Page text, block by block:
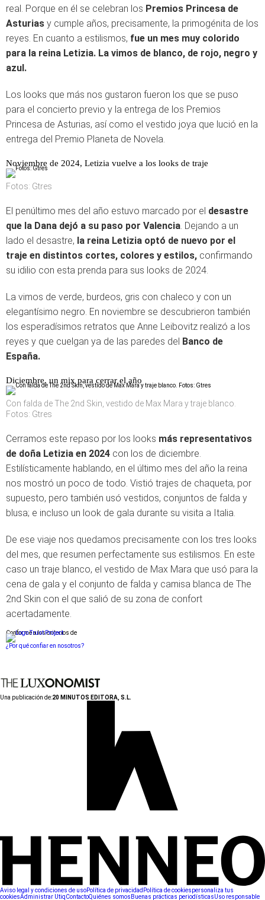
real. Porque en él se celebran los Premios Princesa de
Asturias y cumple años, precisamente, la primogénita de los
reyes. En cuanto a estilismos, fue un mes muy colorido
para la reina Letizia. La vimos de blanco, de rojo, negro y
azul.
Los looks que más nos gustaron fueron los que se puso
para el concierto previo y la entrega de los Premios
Princesa de Asturias, así como el vestido joya que lució en la
entrega del Premio Planeta de Novela.
Noviembre de 2024, Letizia vuelve a los looks de traje
Fotos: Gtres
El penúltimo mes del año estuvo marcado por el desastre
que la Dana dejó a su paso por Valencia. Dejando a un
lado el desastre, la reina Letizia optó de nuevo por el
traje en distintos cortes, colores y estilos, confirmando
su idilio con esta prenda para sus looks de 2024.
La vimos de verde, burdeos, gris con chaleco y con un
elegantísimo negro. En noviembre se descubrieron también
los esperadísimos retratos que Anne Leibovitz realizó a los
reyes y que cuelgan ya de las paredes del Banco de
España.
Diciembre, un mix para cerrar el año
Con falda de The 2nd Skin, vestido de Max Mara y traje blanco.
Fotos: Gtres
Cerramos este repaso por los looks más representativos
de doña Letizia en 2024 con los de diciembre.
Estilísticamente hablando, en el último mes del año la reina
nos mostró un poco de todo. Vistió trajes de chaqueta, por
supuesto, pero también usó vestidos, conjuntos de falda y
blusa; e incluso un look de gala durante su visita a Italia.
De ese viaje nos quedamos precisamente con los tres looks
del mes, que resumen perfectamente sus estilismos. En este
caso un traje blanco, el vestido de Max Mara que usó para la
cena de gala y el conjunto de falda y camisa blanca de The
2nd Skin con el que salió de su zona de confort
acertadamente.
Conforme a los criterios de
¿Por qué confiar en nosotros?
Una publicación de:20 MINUTOS EDITORA, S.L.
Aviso legal y condiciones de usoPolítica de privacidad Política de cookiespersonaliza tus
cookiesAdministrar UtiqContactoQuiénes somos Buenas prácticas periodísticasUso responsable